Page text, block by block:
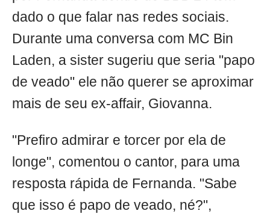
dado o que falar nas redes sociais.
Durante uma conversa com MC Bin
Laden, a sister sugeriu que seria "papo
de veado" ele não querer se aproximar
mais de seu ex-affair, Giovanna.
"Prefiro admirar e torcer por ela de
longe", comentou o cantor, para uma
resposta rápida de Fernanda. "Sabe
que isso é papo de veado, né?",